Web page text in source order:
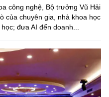
công nghệ, Bộ trưởng Vũ Hải
của chuyên gia, nhà khoa học
đưa AI đến doanh...